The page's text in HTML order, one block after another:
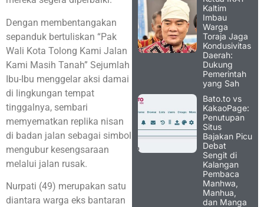
Dengan membentangakan
sepanduk bertuliskan “Pak
Wali Kota Tolong Kami Jalan
Kami Masih Tanah” Sejumlah
Ibu-Ibu menggelar aksi damai
di lingkungan tempat
tinggalnya, sembari
memyematkan replika nisan
di badan jalan sebagai simbol
mengubur kesengsaraan
melalui jalan rusak.
Nurpati (49) merupakan satu
diantara warga eks bantaran
Kaltim
Imbau
Warga
Toraja Jaga
Kondusivitas
Daerah:
Dukung
Pemerintah
yang Sah
Bato.to vs
KakaoPage:
Penutupan
Situs
Bajakan Picu
Debat
Sengit di
Kalangan
Pembaca
Manhwa,
Manhua,
dan Manga